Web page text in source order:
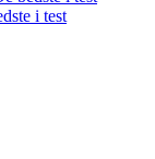
i test